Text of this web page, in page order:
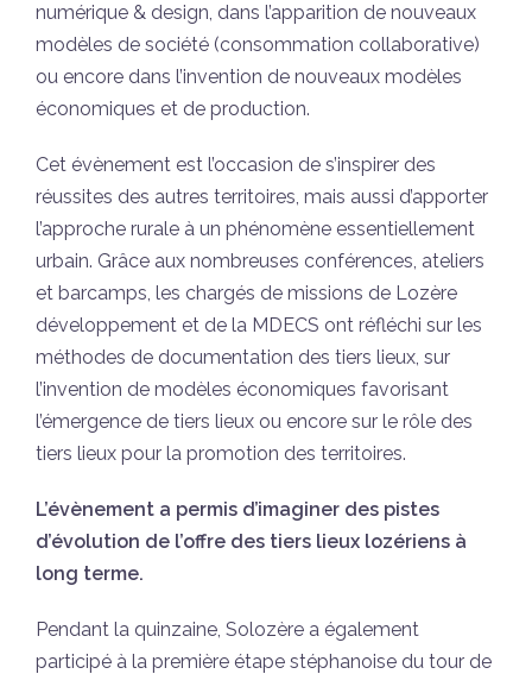
numérique & design, dans l’apparition de nouveaux
modèles de société (consommation collaborative)
ou encore dans l’invention de nouveaux modèles
économiques et de production.
Cet évènement est l’occasion de s’inspirer des
réussites des autres territoires, mais aussi d’apporter
l’approche rurale à un phénomène essentiellement
urbain. Grâce aux nombreuses conférences, ateliers
et barcamps, les chargés de missions de Lozère
développement et de la MDECS ont réfléchi sur les
méthodes de documentation des tiers lieux, sur
l’invention de modèles économiques favorisant
l’émergence de tiers lieux ou encore sur le rôle des
tiers lieux pour la promotion des territoires.
L’évènement a permis d’imaginer des pistes
d’évolution de l’offre des tiers lieux lozériens à
long terme.
Pendant la quinzaine, Solozère a également
participé à la première étape stéphanoise du tour de